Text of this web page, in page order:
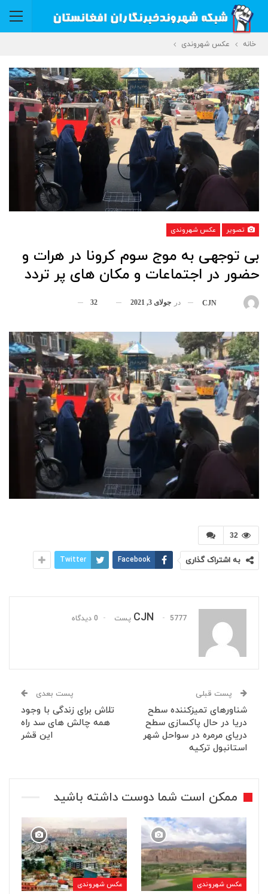
خانه عکس شهروندی
تصویر عکس شهروندی
بی توجهی به موج سوم کرونا در هرات و
حضور در اجتماعات و مکان های پر تردد
CJN در جولای 3, 2021 32
32
به اشتراک گذاری Facebook
Twitter
CJN 5777 پست 0 دیدگاه
پست قبلی
شناورهای تمیزکننده سطح
دریا در حال پاکسازی سطح
دریای مرمره در سواحل شهر
استانبول ترکیه
پست بعدی
تلاش برای زندگی با وجود
همه چالش های سد راه
این قشر
ممکن است شما دوست داشته باشید
عکس شهروندی عکس شهروندی